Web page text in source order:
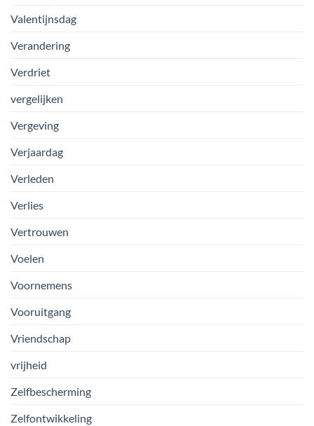
Valentijnsdag
Verandering
Verdriet
vergelijken
Vergeving
Verjaardag
Verleden
Verlies
Vertrouwen
Voelen
Voornemens
Vooruitgang
Vriendschap
vrijheid
Zelfbescherming
Zelfontwikkeling